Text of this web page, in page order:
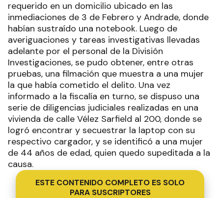
requerido en un domicilio ubicado en las
inmediaciones de 3 de Febrero y Andrade, donde
habían sustraído una notebook. Luego de
averiguaciones y tareas investigativas llevadas
adelante por el personal de la División
Investigaciones, se pudo obtener, entre otras
pruebas, una filmación que muestra a una mujer
la que había cometido el delito. Una vez
informado a la fiscalía en turno, se dispuso una
serie de diligencias judiciales realizadas en una
vivienda de calle Vélez Sarfield al 200, donde se
logró encontrar y secuestrar la laptop con su
respectivo cargador, y se identificó a una mujer
de 44 años de edad, quien quedo supeditada a la
causa.
ESTE CONTENIDO COMPLETO ES SOLO
PARA SUSCRIPTORES